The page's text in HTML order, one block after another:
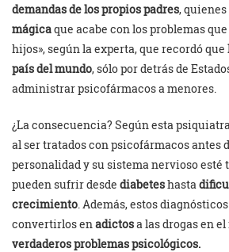
demandas de los propios padres,
mágicaque acabe con los problemas que
hijos», según la experta, que recordó que
país del mundo, sólo por detrás de
administrar psicofármacos a menores.
¿La consecuencia? Según esta
al ser tratados con psicofármacos antes
personalidad y su sistema nervioso esté
pueden sufrir desde diabeteshasta
crecimiento. Además, estos
convertirlos enadictosa las drogas en
verdaderos problemas psicológicos.